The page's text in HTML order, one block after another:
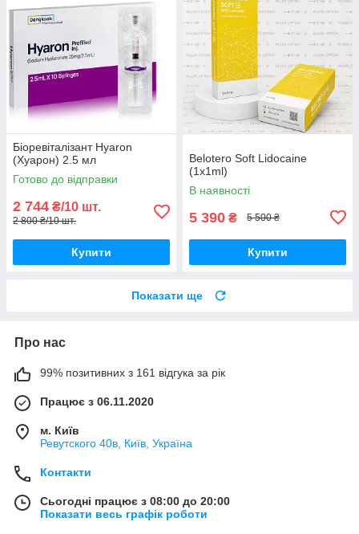
Біоревіталізант Hyaron
(Хуарон) 2.5 мл
Готово до відправки
2 744 ₴/10 шт.
2 800 ₴/10 шт.
Купити
Belotero Soft Lidocaine
(1x1ml)
В наявності
5 390 ₴ 5 500 ₴
Купити
Показати ще
Про нас
99% позитивних з 161 відгука за рік
Працює з 06.11.2020
м. Київ
Ревутского 40в, Київ, Україна
Контакти
Сьогодні працює з 08:00 до 20:00
Показати весь графік роботи